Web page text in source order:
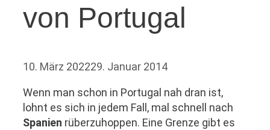
von Portugal
10. März 202229. Januar 2014
Wenn man schon in Portugal nah dran ist,
lohnt es sich in jedem Fall, mal schnell nach
Spanien rüberzuhoppen. Eine Grenze gibt es